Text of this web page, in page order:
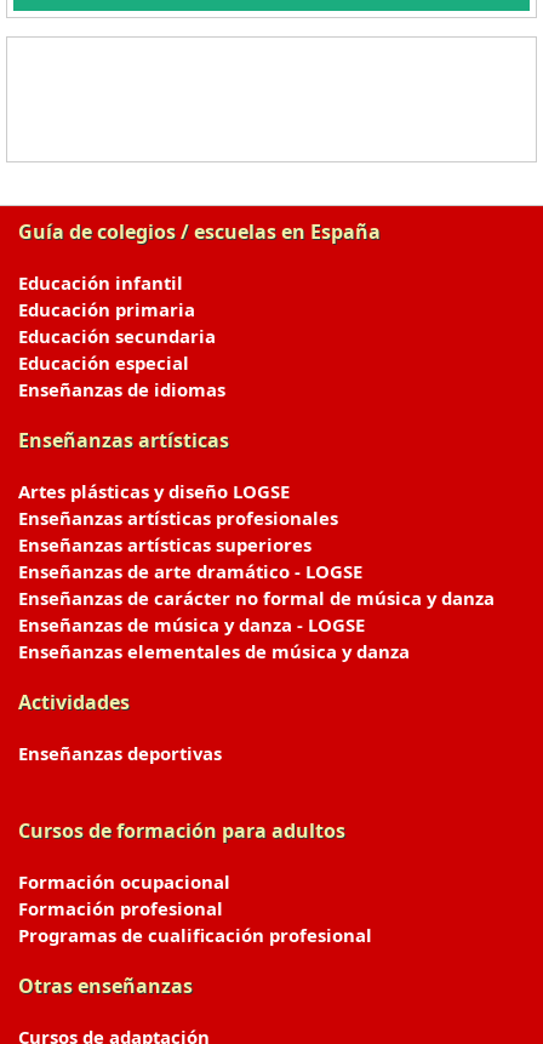
Guía de colegios / escuelas en España
Educación infantil
Educación primaria
Educación secundaria
Educación especial
Enseñanzas de idiomas
Enseñanzas artísticas
Artes plásticas y diseño LOGSE
Enseñanzas artísticas profesionales
Enseñanzas artísticas superiores
Enseñanzas de arte dramático - LOGSE
Enseñanzas de carácter no formal de música y danza
Enseñanzas de música y danza - LOGSE
Enseñanzas elementales de música y danza
Actividades
Enseñanzas deportivas
Cursos de formación para adultos
Formación ocupacional
Formación profesional
Programas de cualificación profesional
Otras enseñanzas
Cursos de adaptación